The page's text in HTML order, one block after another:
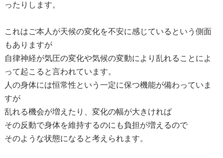
ったりします。
これはご本人が天候の変化を不安に感じているという側面
もありますが
自律神経が気圧の変化や気候の変動により乱れることによ
って起こると言われています。
人の身体には恒常性という一定に保つ機能が備わっていま
すが
乱れる機会が増えたり、変化の幅が大きければ
その反動で身体を維持するのにも負担が増えるので
そのような状態になると考えられます。